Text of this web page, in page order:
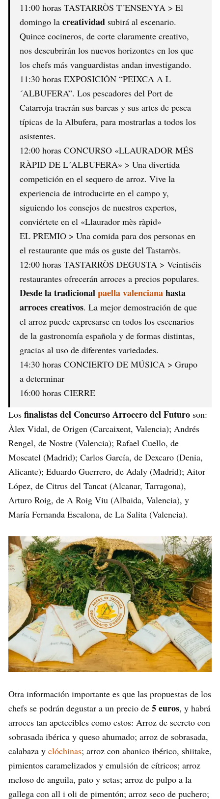
11:00 horas TASTARRÒS T´ENSENYA > El
domingo la creatividad subirá al escenario.
Quince cocineros, de corte claramente creativo,
nos descubrirán los nuevos horizontes en los que
los chefs más vanguardistas andan investigando.
11:30 horas EXPOSICIÓN “PEIXCA A L
´ALBUFERA”. Los pescadores del Port de
Catarroja traerán sus barcas y sus artes de pesca
típicas de la Albufera, para mostrarlas a todos los
asistentes.
12:00 horas CONCURSO «LLAURADOR MÉS
RÀPID DE L´ALBUFERA» > Una divertida
competición en el sequero de arroz. Vive la
experiencia de introducirte en el campo y,
siguiendo los consejos de nuestros expertos,
conviértete en el «Llaurador mès ràpid»
EL PREMIO > Una comida para dos personas en
el restaurante que más os guste del Tastarròs.
12:00 horas TASTARRÒS DEGUSTA > Veintiséis
restaurantes ofrecerán arroces a precios populares.
Desde la tradicionalpaella valencianahasta
arroces creativos. La mejor demostración de que
el arroz puede expresarse en todos los escenarios
de la gastronomía española y de formas distintas,
gracias al uso de diferentes variedades.
14:30 horas CONCIERTO DE MÚSICA > Grupo
a determinar
16:00 horas CIERRE
Los finalistas del Concurso Arrocero del Futuro son:
Àlex Vidal, de Origen (Carcaixent, Valencia); Andrés
Rengel, de Nostre (Valencia); Rafael Cuello, de
Moscatel (Madrid); Carlos García, de Dexcaro (Denia,
Alicante); Eduardo Guerrero, de Adaly (Madrid); Aitor
López, de Citrus del Tancat (Alcanar, Tarragona),
Arturo Roig, de A Roig Viu (Albaida, Valencia), y
María Fernanda Escalona, de La Salita (Valencia).
Otra información importante es que las propuestas de los
chefs se podrán degustar a un precio de 5 euros, y habrá
arroces tan apetecibles como estos: Arroz de secreto con
sobrasada ibérica y queso ahumado; arroz de sobrasada,
calabaza y clóchinas; arroz con abanico ibérico, shiitake,
pimientos caramelizados y emulsión de cítricos; arroz
meloso de anguila, pato y setas; arroz de pulpo a la
gallega con all i oli de pimentón; arroz seco de puchero;